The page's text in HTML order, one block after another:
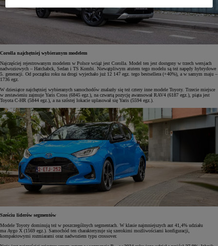
Corolla najchętniej wybieranym modelem
Najczęściej rejestrowanym modelem w Polsce wciąż jest Corolla. Model ten jest dostępny w trzech wersjach
nadwoziowych – Hatchabck, Sedan i TS Kombi. Niewątpliwym atutem tego modelu są też napędy hybrydowe
5. generacji. Od początku roku na drogi wyjechało już 12 147 egz. tego bestsellera (+40%), a w samym maju –
1736 egz.
W dziesiątce najchętniej wybieranych samochodów znalazły się też cztery inne modele Toyoty. Trzecie miejsce
w zestawieniu zajmuje Yaris Cross (6845 egz.), na czwartą pozycję awansował RAV4 (6187 egz.), piąta jest
Toyota C-HR (5844 egz.), a na szóstej lokacie uplasował się Yaris (5594 egz.).
Sześciu liderów segmentów
Modele Toyoty dominują też w poszczególnych segmentach. W klasie najmniejszych aut 41,4% udziału
ma Aygo X (1569 egz.). Samochód ten charakteryzuje się szerokimi możliwościami konfiguracji,
kompaktowymi rozmiarami oraz nadwoziem typu crossover.